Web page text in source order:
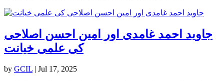
جاوید احمد غامدی اور امین احسن اصلاحی
کی علمی خیانت
by GCIL | Jul 17, 2025